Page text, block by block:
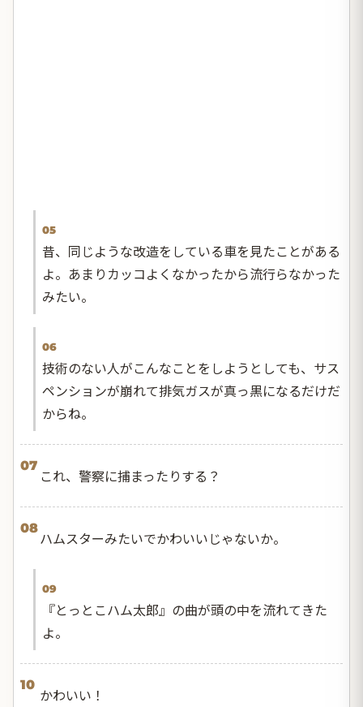
05
昔、同じような改造をしている車を見たことがある
よ。あまりカッコよくなかったから流行らなかった
みたい。
06
技術のない人がこんなことをしようとしても、サス
ペンションが崩れて排気ガスが真っ黒になるだけだ
からね。
07
これ、警察に捕まったりする？
08
ハムスターみたいでかわいいじゃないか。
09
『とっとこハム太郎』の曲が頭の中を流れてきた
よ。
10
かわいい！